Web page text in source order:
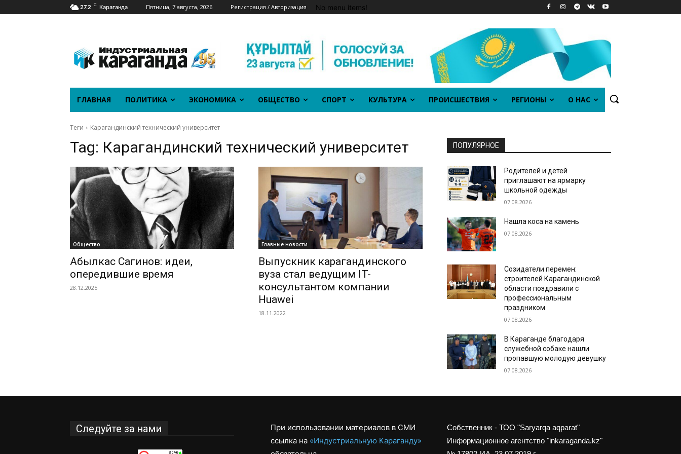
27.2 C Караганда Пятница, 7 августа, 2026 Регистрация / Авторизация No menu items!
ГЛАВНАЯ ПОЛИТИКА ЭКОНОМИКА ОБЩЕСТВО СПОРТ КУЛЬТУРА ПРОИСШЕСТВИЯ РЕГИОНЫ О НАС
Теги Карагандинский технический университет
Tag: Карагандинский технический университет
Общество
Абылкас Сагинов: идеи,
опередившие время
28.12.2025
Главные новости
Выпускник карагандинского
вуза стал ведущим IT-
консультантом компании
Huawei
18.11.2022
ПОПУЛЯРНОЕ
Родителей и детей
приглашают на ярмарку
школьной одежды
07.08.2026
Нашла коса на камень
07.08.2026
Созидатели перемен:
строителей Карагандинской
области поздравили с
профессиональным
праздником
07.08.2026
В Караганде благодаря
служебной собаке нашли
пропавшую молодую девушку
07.08.2026
Следуйте за нами
При использовании материалов в СМИ
ссылка на «Индустриальную Караганду»
Собственник - ТОО "Saryarqa aqparat"
Информационное агентство "inkaraganda.kz"